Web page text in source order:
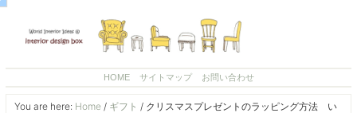
HOME サイトマップ お問い合わせ
You are here: Home / ギフト /クリスマスプレゼントのラッピング方法 い